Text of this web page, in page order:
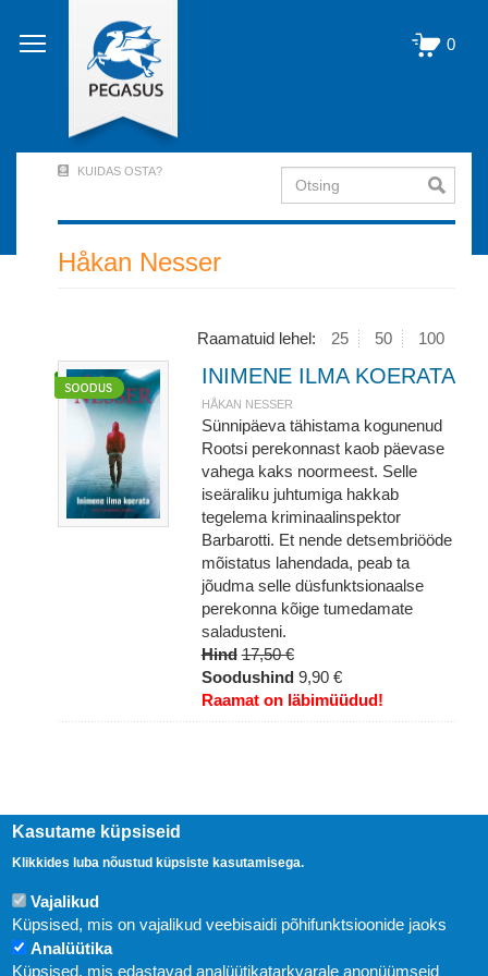
edasi
põhisisu
0
Account
Menu
KUIDAS OSTA? Otsing
Håkan Nesser
Raamatuid lehel: 25 50 100
INIMENE ILMA KOERATA
HÅKAN NESSER
Sünnipäeva tähistama kogunenud
Rootsi perekonnast kaob päevase
vahega kaks noormeest. Selle
iseäraliku juhtumiga hakkab
tegelema kriminaalinspektor
Barbarotti. Et nende detsembriööde
mõistatus lahendada, peab ta
jõudma selle düsfunktsionaalse
perekonna kõige tumedamate
saladusteni.
Hind 17,50 €
Soodushind 9,90 €
Raamat on läbimüüdud!
Kasutame küpsiseid
Klikkides luba nõustud küpsiste kasutamisega.
Vajalikud
Küpsised, mis on vajalikud veebisaidi põhifunktsioonide jaoks
Analüütika
Küpsised, mis edastavad analüütikatarkvarale anonüümseid